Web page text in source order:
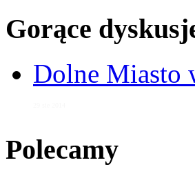
Gorące
Dolne Miasto
Polecamy